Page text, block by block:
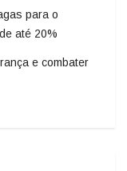
para o
até 20%
e combater